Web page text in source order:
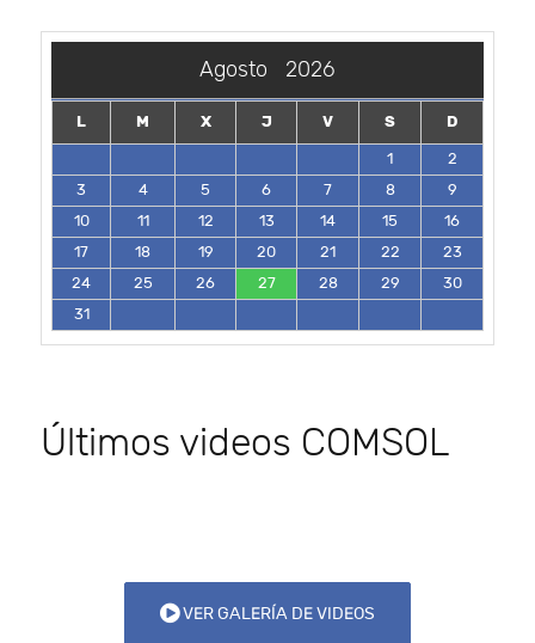
Agosto 2026
L M X J V S
D
1
2
3
4 5 6 7 8
9
10
11 12 13 14 15
16
17
18 19 20 21 22
23
24
25 26 27 28 29
30
31
Últimos videos COMSOL
VER GALERÍA DE VIDEOS